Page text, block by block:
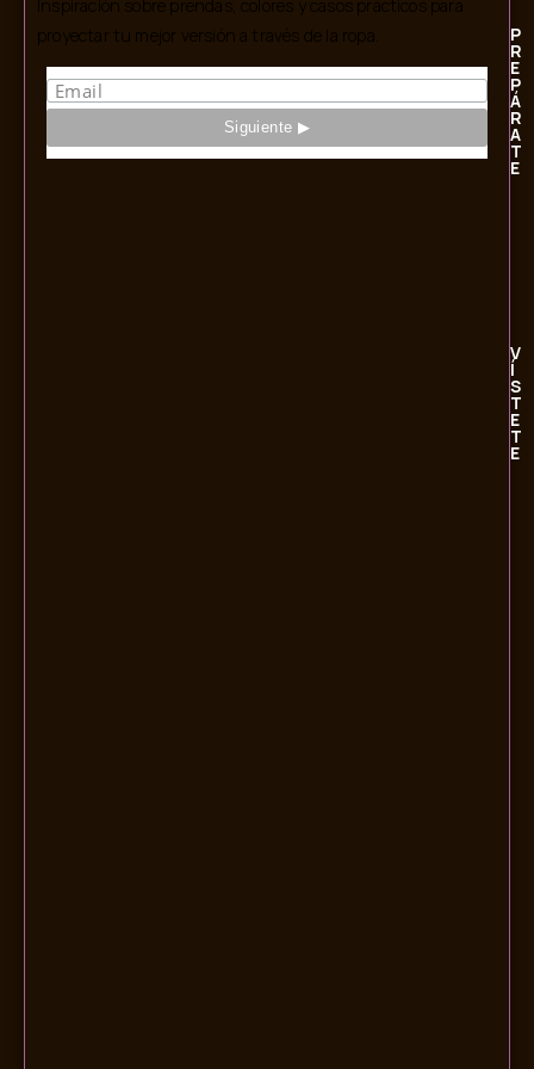
Inspiración sobre prendas, colores y casos prácticos para
proyectar tu mejor versión a través de la ropa.
P
R
E
P
Á
R
A
T
E
V
Í
S
T
E
T
E